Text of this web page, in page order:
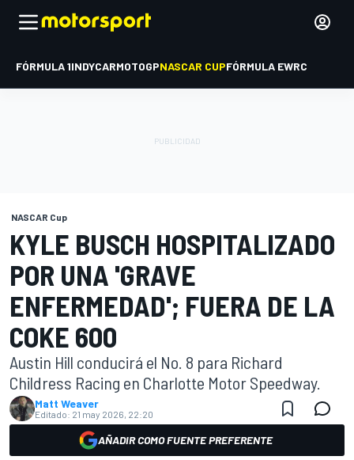
FÓRMULA 1INDYCARMOTOGPNASCAR CUPFÓRMULA EWRC
NASCAR Cup
KYLE BUSCH HOSPITALIZADO
POR UNA 'GRAVE
ENFERMEDAD'; FUERA DE LA
COKE 600
Austin Hill conducirá el No. 8 para Richard
Childress Racing en Charlotte Motor Speedway.
Matt Weaver
Editado: 21 may 2026, 22:20
AÑADIR COMO FUENTE PREFERENTE